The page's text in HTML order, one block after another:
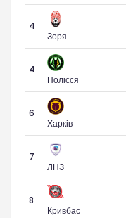
4
Зоря
4
Полісся
6
Харків
7
ЛНЗ
8
Кривбас